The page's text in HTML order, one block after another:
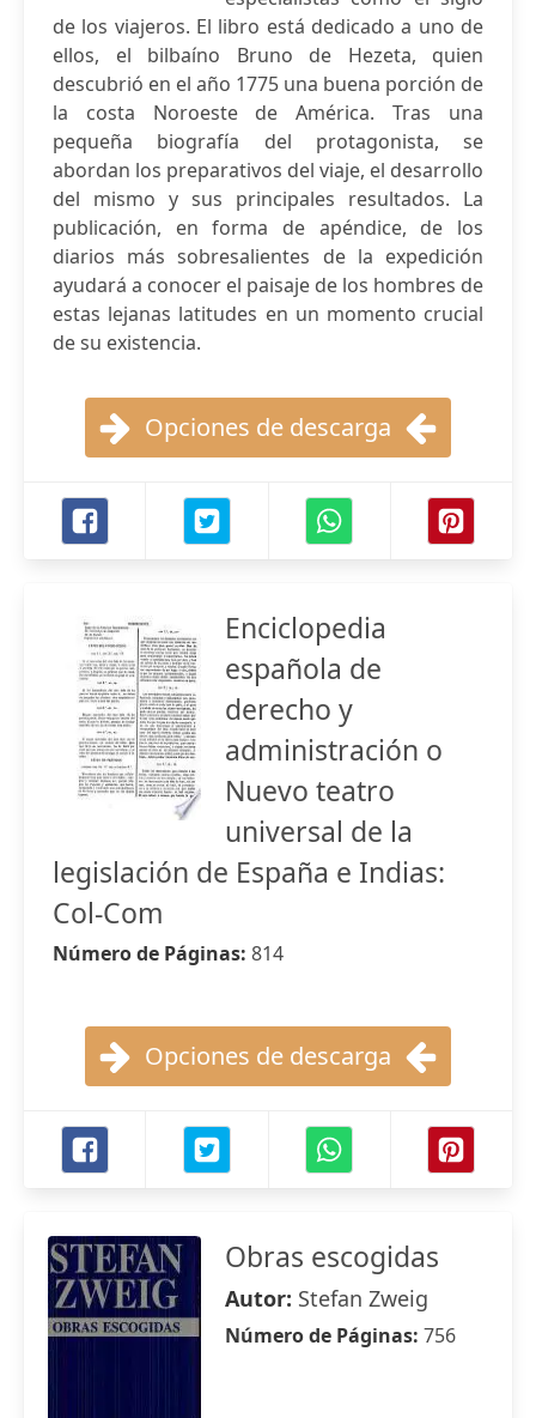
de los viajeros. El libro está dedicado a uno de
ellos, el bilbaíno Bruno de Hezeta, quien
descubrió en el año 1775 una buena porción de
la costa Noroeste de América. Tras una
pequeña biografía del protagonista, se
abordan los preparativos del viaje, el desarrollo
del mismo y sus principales resultados. La
publicación, en forma de apéndice, de los
diarios más sobresalientes de la expedición
ayudará a conocer el paisaje de los hombres de
estas lejanas latitudes en un momento crucial
de su existencia.
Opciones de descarga
Enciclopedia
española de
derecho y
administración o
Nuevo teatro
universal de la
legislación de España e Indias:
Col-Com
Número de Páginas: 814
Opciones de descarga
Obras escogidas
Autor: Stefan Zweig
Número de Páginas: 756